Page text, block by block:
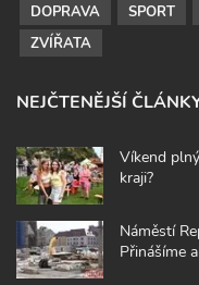
DOPRAVA
SPORT
ZVÍŘATA
NEJČTENĚJŠÍ
Víkend
kraji?
Náměstí
Přinášíme